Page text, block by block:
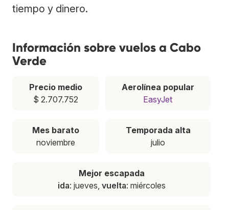
tiempo y dinero.
Información sobre vuelos a Cabo
Verde
Precio medio
$ 2.707.752
Aerolínea popular
EasyJet
Mes barato
noviembre
Temporada alta
julio
Mejor escapada
ida: jueves, vuelta: miércoles